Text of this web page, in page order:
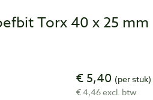
Torx 40 x 25 mm
€ 5,40 (per stuk)
€ 4,46 excl. btw